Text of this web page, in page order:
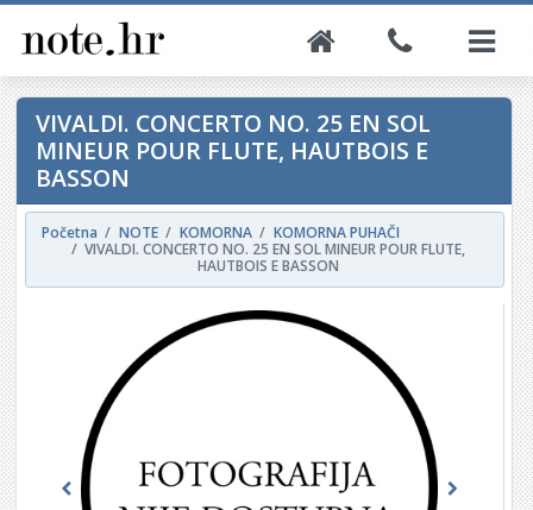
VIVALDI. CONCERTO NO. 25 EN SOL
MINEUR POUR FLUTE, HAUTBOIS E
BASSON
Početna NOTE KOMORNA
KOMORNA PUHAČI
VIVALDI. CONCERTO NO. 25 EN SOL MINEUR POUR FLUTE,
HAUTBOIS E BASSON
Previous Next